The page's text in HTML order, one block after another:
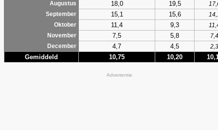
Augustus
18,0 19,5
September
15,1 15,6
Oktober
11,4 9,3
November
7,5 5,8
7,4
December
4,7 4,5 2,3
Gemiddeld 10,75 10,20
Advertentie